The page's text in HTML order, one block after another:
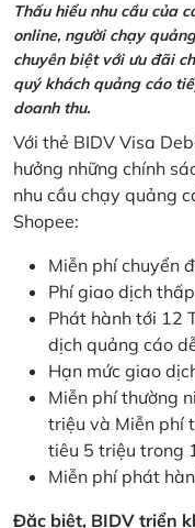
Thấu hiểu nhu cầu của
online, người chạy
chuyên biệt với ưu đãi
quý khách quảng cáo
doanh thu.
Với thẻ BIDV Visa
hưởng những chính
nhu cầu chạy quảng
Shopee:
Miễn phí chuyển
Phí giao dịch
Phát hành tới 12
dịch quảng cáo
Hạn mức giao
Miễn phí thường
triệu và Miễn phí
tiêu 5 triệu trong
Miễn phí phát
Đặc biệt, BIDV triển